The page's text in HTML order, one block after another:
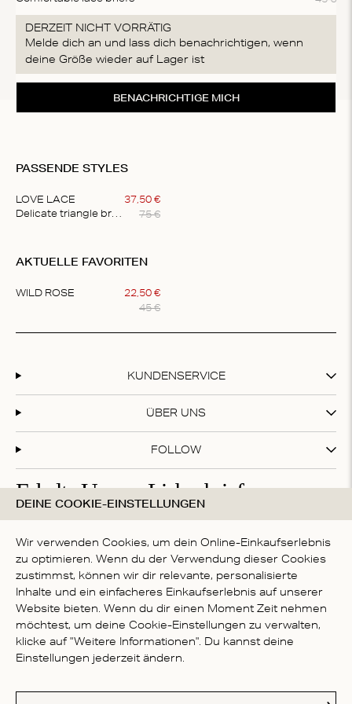
DERZEIT NICHT VORRÄTIG
Melde dich an und lass dich benachrichtigen, wenn
deine Größe wieder auf Lager ist
BENACHRICHTIGE MICH
PASSENDE STYLES
LOVE LACE
Delicate triangle bralette
37,50 €
75 €
of
AKTUELLE FAVORITEN
WILD ROSE 22,50 €
45 €
1
KUNDENSERVICE
ÜBER UNS
FOLLOW
Erhalte Unsere Liebesbriefe
Abonniere unseren Newsletter und erhalte 20 % Rabatt
auf deinen ersten Einkauf!
Mit deiner Anmeldung akzeptierst du dieDatenschutzbestimmungen
LAND
DEINE COOKIE-EINSTELLUNGEN
Wir verwenden Cookies, um dein Online-Einkaufserlebnis
zu optimieren. Wenn du der Verwendung dieser Cookies
zustimmst, können wir dir relevante, personalisierte
Inhalte und ein einfacheres Einkaufserlebnis auf unserer
Website bieten. Wenn du dir einen Moment Zeit nehmen
möchtest, um deine Cookie-Einstellungen zu verwalten,
klicke auf "Weitere Informationen". Du kannst deine
Einstellungen jederzeit ändern.